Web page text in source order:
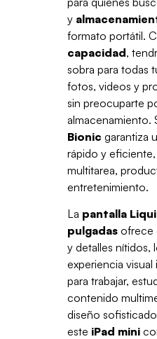
y
formato portátil.
capacidad,
sobra para todas
fotos, videos y
sin preocuparte
almacenamiento.
Bionic garantiza
rápido y eficiente,
multitarea,
entretenimiento.
La pantalla
pulgadasofrece
y detalles nítidos,
experiencia visual
para trabajar,
contenido
diseño
este iPad mini